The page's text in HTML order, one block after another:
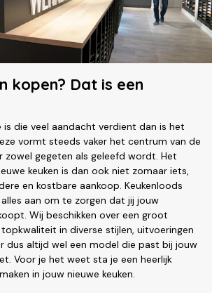
kopen? Dat is een
is die veel aandacht verdient dan is het
vormt steeds vaker het centrum van de
zowel gegeten als geleefd wordt. Het
keuken is dan ook niet zomaar iets,
en kostbare aankoop. Keukenloods
aan om te zorgen dat jij jouw
Wij beschikken over een groot
in diverse stijlen, uitvoeringen
dus altijd wel een model die past bij jouw
Voor je het weet sta je een heerlijk
in jouw nieuwe keuken.